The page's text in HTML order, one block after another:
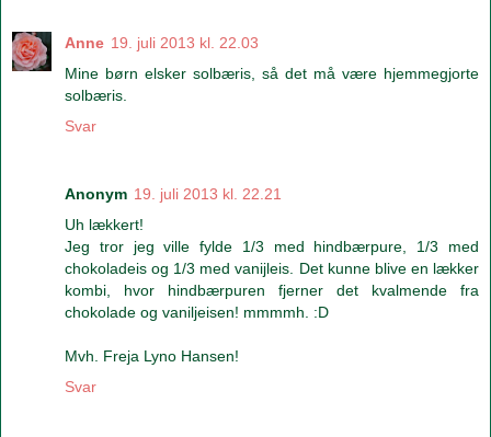
Anne 19. juli 2013 kl. 22.03
Mine børn elsker solbæris, så det må være hjemmegjorte
solbæris.
Svar
Anonym 19. juli 2013 kl. 22.21
Uh lækkert!
Jeg tror jeg ville fylde 1/3 med hindbærpure, 1/3 med
chokoladeis og 1/3 med vanijleis. Det kunne blive en lækker
kombi, hvor hindbærpuren fjerner det kvalmende fra
chokolade og vaniljeisen! mmmmh. :D
Mvh. Freja Lyno Hansen!
Svar